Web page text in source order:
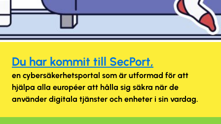
Du har kommit till SecPort,
en cybersäkerhetsportal som är utformad för att
hjälpa alla européer att hålla sig säkra när de
använder digitala tjänster och enheter i sin vardag.